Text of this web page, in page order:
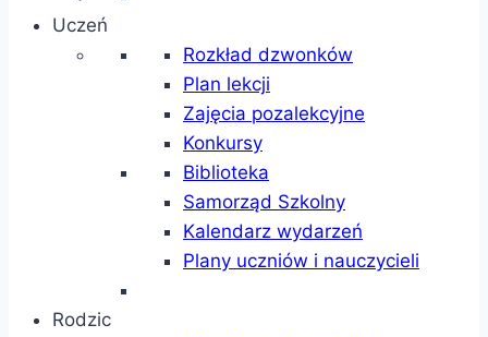
Uczeń
Rozkład dzwonków
Plan lekcji
Zajęcia pozalekcyjne
Konkursy
Biblioteka
Samorząd Szkolny
Kalendarz wydarzeń
Plany uczniów i nauczycieli
Rodzic